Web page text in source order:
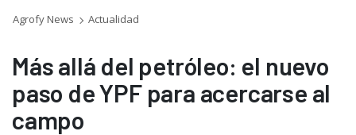
Agrofy News Actualidad
Más allá del petróleo: el nuevo
paso de YPF para acercarse al
campo